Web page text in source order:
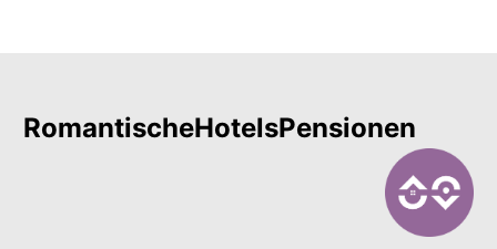
RomantischeHotelsPensionen